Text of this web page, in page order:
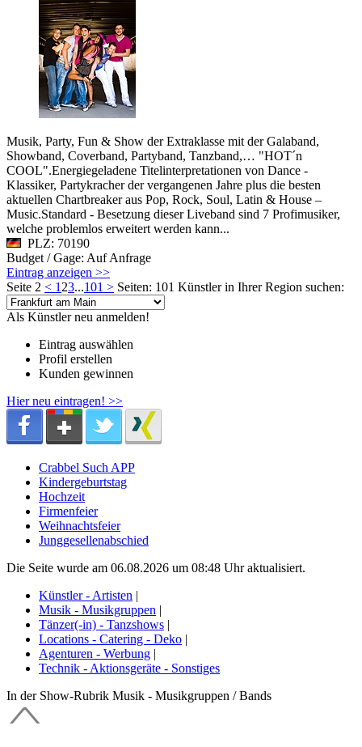
Musik, Party, Fun & Show der Extraklasse mit der Galaband,
Showband, Coverband, Partyband, Tanzband,… "HOT´n
COOL".Energiegeladene Titelinterpretationen von Dance -
Klassiker, Partykracher der vergangenen Jahre plus die besten
aktuellen Chartbreaker aus Pop, Rock, Soul, Latin & House –
Music.Standard - Besetzung dieser Liveband sind 7 Profimusiker,
welche problemlos erweitert werden kann...
PLZ: 70190
Budget / Gage: Auf Anfrage
Eintrag anzeigen >>
Seite 2 < 1 23...101 > Seiten: 101 Künstler in Ihrer Region suchen:
Als Künstler neu anmelden!
Eintrag auswählen
Profil erstellen
Kunden gewinnen
Hier neu eintragen! >>
Crabbel Such APP
Kindergeburtstag
Hochzeit
Firmenfeier
Weihnachtsfeier
Junggesellenabschied
Die Seite wurde am 06.08.2026 um 08:48 Uhr aktualisiert.
Künstler - Artisten |
Musik - Musikgruppen |
Tänzer(-in) - Tanzshows |
Locations - Catering - Deko |
Agenturen - Werbung |
Technik - Aktionsgeräte - Sonstiges
In der Show-Rubrik Musik - Musikgruppen / Bands